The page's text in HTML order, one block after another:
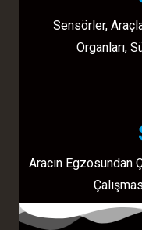
Sensörler,
Organları,
Aracın Egzosundan